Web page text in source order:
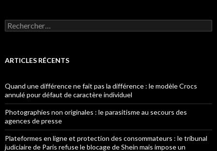
Rechercher :
ARTICLES RÉCENTS
Quand une différence ne fait pas la différence : le modèle Crocs
annulé pour défaut de caractère individuel
Photographies non originales : le parasitisme au secours des
agences de presse
Plateformes en ligne et protection des consommateurs : le tribunal
judiciaire de Paris refuse le blocage de Shein mais impose un